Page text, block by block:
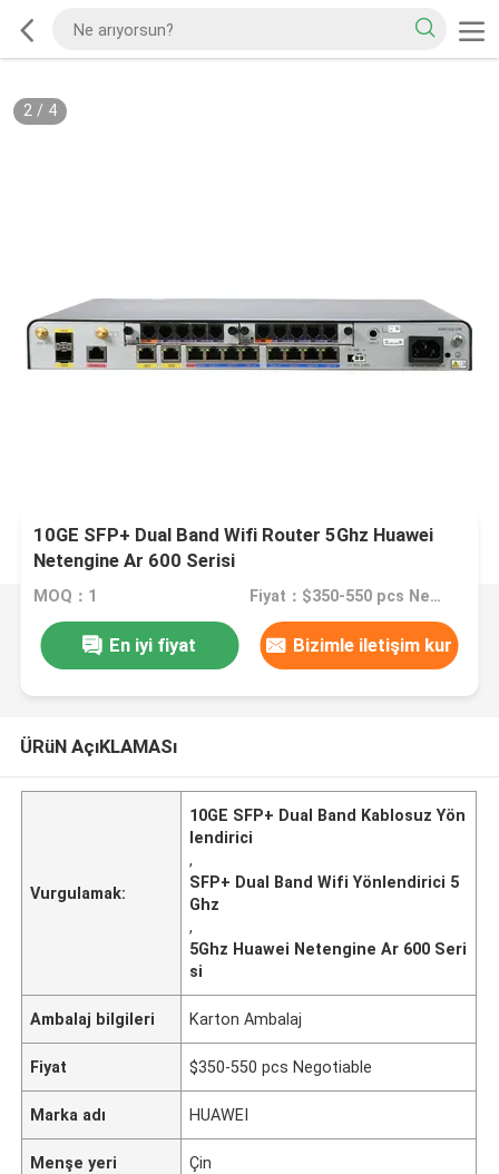
2/ 4
10GE SFP+ Dual Band Wifi Router 5Ghz Huawei
Netengine Ar 600 Serisi
MOQ：1 Fiyat：$350-550 pcs Negotiable
En iyi fiyat Bizimle iletişim kur
ÜRüN AçıKLAMASı
Vurgulamak:
10GE SFP+ Dual Band Kablosuz Yön
lendirici
,
SFP+ Dual Band Wifi Yönlendirici 5
Ghz
,
5Ghz Huawei Netengine Ar 600 Seri
si
Ambalaj bilgileri Karton Ambalaj
Fiyat $350-550 pcs Negotiable
Marka adı HUAWEI
Menşe yeri Çin